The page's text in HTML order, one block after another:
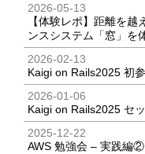
2026-05-13
【体験レポ】距離を
ンスシステム「窓」を
2026-02-13
Kaigi on Rails2025 初
2026-01-06
Kaigi on Rails2025 セ
2025-12-22
AWS 勉強会 – 実践編②